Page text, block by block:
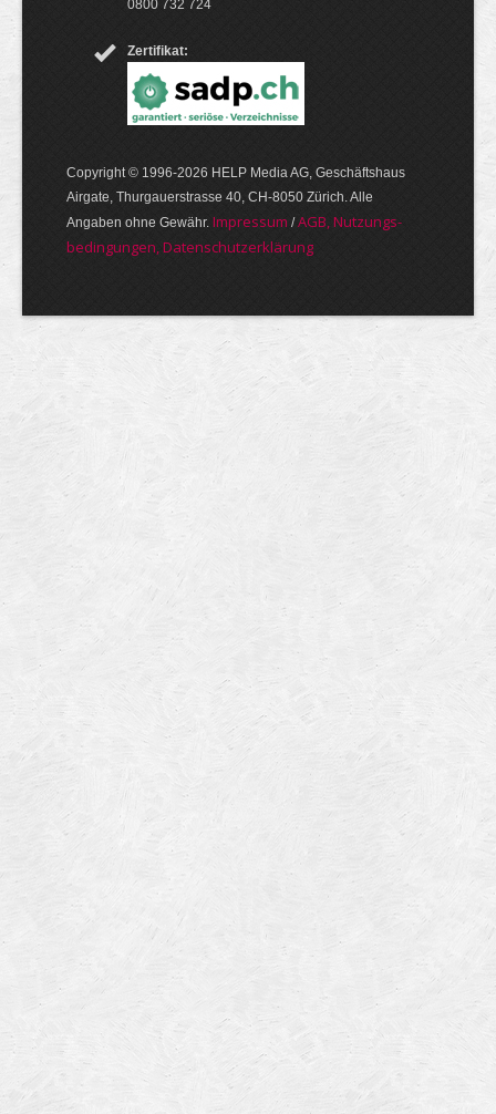
0800 732 724
Zertifikat:
Copyright © 1996-2026 HELP Media AG, Geschäftshaus
Airgate, Thurgauer­strasse 40, CH-8050 Zürich. Alle
Angaben ohne Gewähr. Im­pres­sum /AGB, Nut­zungs­
bedin­gungen, Daten­schutz­er­klärung